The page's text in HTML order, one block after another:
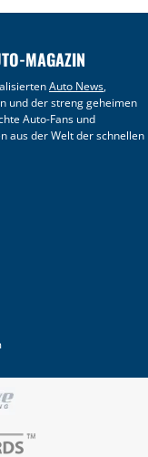
MAGAZIN
Auto News,
und der streng geheimen
Auto-Fans und
aus der Welt der schnellen